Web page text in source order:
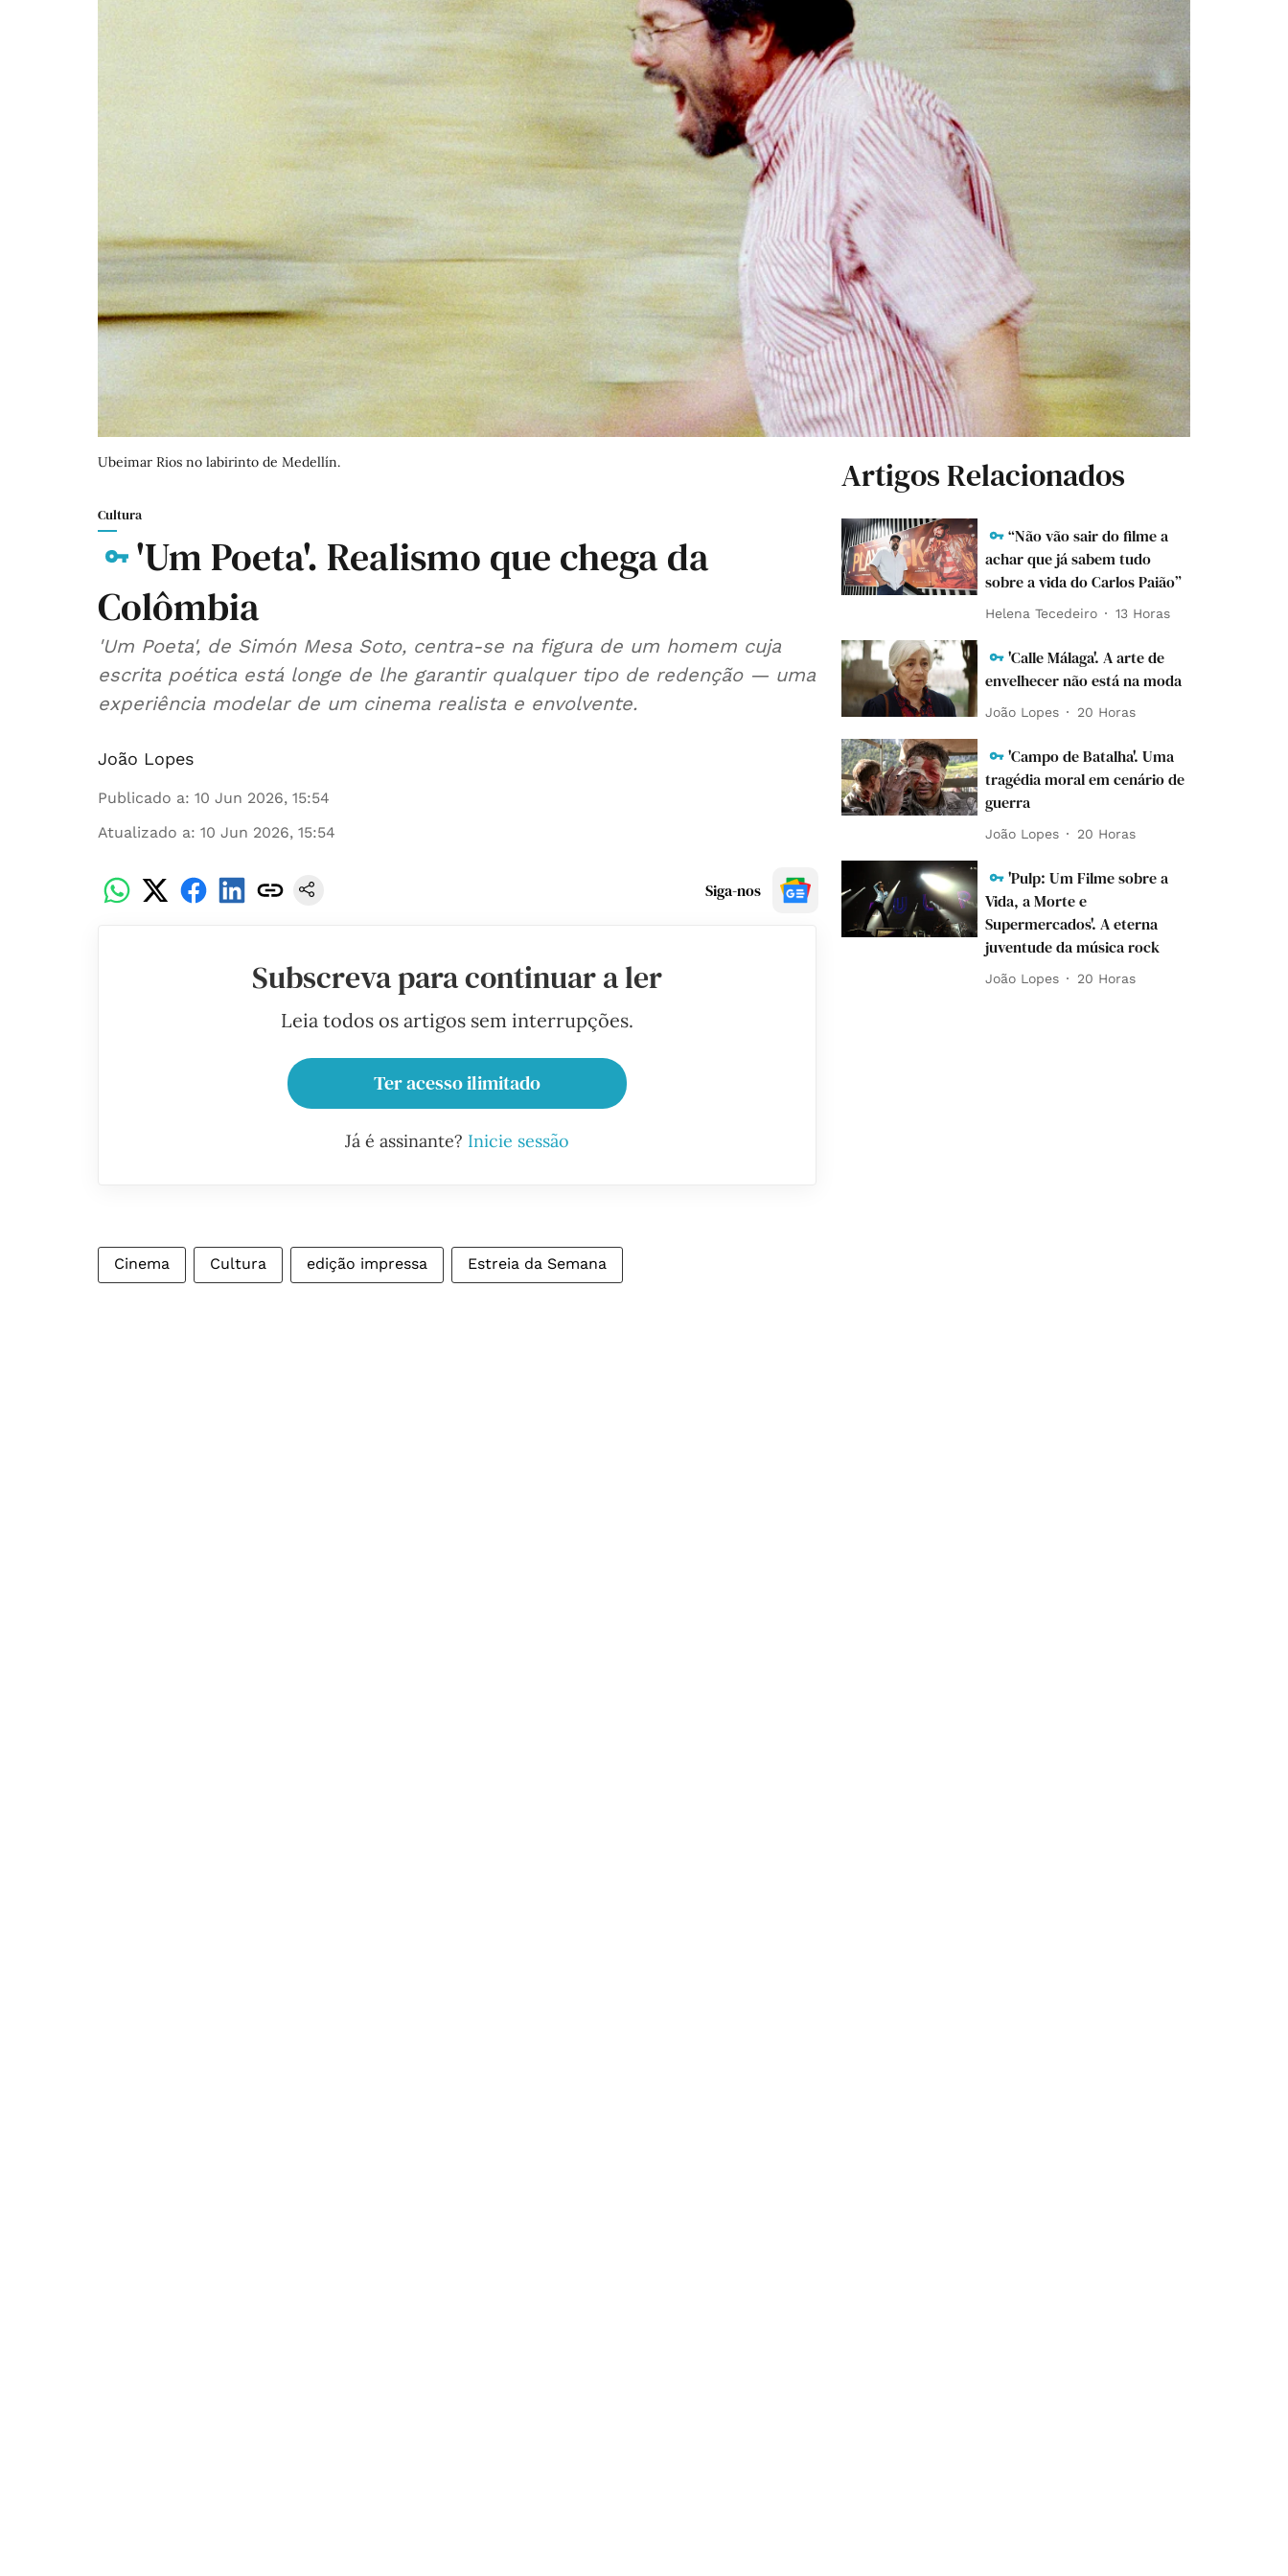
Ubeimar Rios no labirinto de Medellín.
Cultura
'Um Poeta'. Realismo que chega da
Colômbia
'Um Poeta', de Simón Mesa Soto, centra-se na figura de um homem cuja
escrita poética está longe de lhe garantir qualquer tipo de redenção — uma
experiência modelar de um cinema realista e envolvente.
João Lopes
Publicado a: 10 Jun 2026, 15:54
Atualizado a: 10 Jun 2026, 15:54
Siga-nos
Subscreva para continuar a ler
Leia todos os artigos sem interrupções.
Ter acesso ilimitado
Já é assinante? Inicie sessão
Cinema Cultura edição impressa Estreia da Semana
Artigos Relacionados
“Não vão sair do filme a
achar que já sabem tudo
sobre a vida do Carlos Paião”
Helena Tecedeiro 13 Horas
'Calle Málaga'. A arte de
envelhecer não está na moda
João Lopes 20 Horas
'Campo de Batalha'. Uma
tragédia moral em cenário de
guerra
João Lopes 20 Horas
'Pulp: Um Filme sobre a
Vida, a Morte e
Supermercados'. A eterna
juventude da música rock
João Lopes 20 Horas